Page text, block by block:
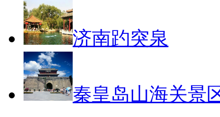
济南趵突泉
秦皇岛山海关景